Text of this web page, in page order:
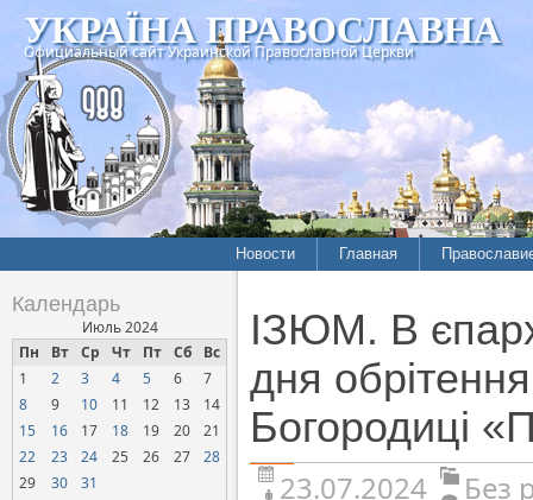
УКРАЇНА ПРАВОСЛАВНА
Официальный сайт Украинской Православной Церкви
Новости Главная
Календарь
Июль 2024
Пн
Вт Ср Чт Пт Сб Вс
1 2 3 4 5 6
7
8
9 10 11 12 13
14
15
16 17 18 19 20
21
22
23 24 25 26 27
28
29
30 31
ІЗЮМ. В
дня
Богородиці
23.07.2024 Без